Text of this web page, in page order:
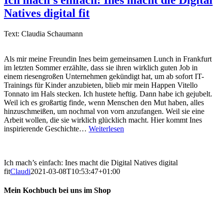
Natives digital fit
Text: Claudia Schaumann
Als mir meine Freundin Ines beim gemeinsamen Lunch in Frankfurt
im letzten Sommer erzählte, dass sie ihren wirklich guten Job in
einem riesengroßen Unternehmen gekündigt hat, um ab sofort IT-
Trainings für Kinder anzubieten, blieb mir mein Happen Vitello
Tonnato im Hals stecken. Ich hustete heftig. Dann habe ich gejubelt.
Weil ich es großartig finde, wenn Menschen den Mut haben, alles
hinzuschmeißen, um nochmal von vorn anzufangen. Weil sie eine
Arbeit wollen, die sie wirklich glücklich macht. Hier kommt Ines
inspirierende Geschichte… Weiterlesen
Ich mach’s einfach: Ines macht die Digital Natives digital
fitClaudi2021-03-08T10:53:47+01:00
Mein Kochbuch bei uns im Shop